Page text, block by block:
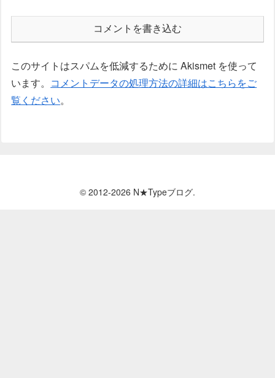
コメントを書き込む
このサイトはスパムを低減するために Akismet を使って
います。 コメントデータの処理方法の詳細はこちらをご
覧ください。
© 2012-2026 N★Typeブログ.